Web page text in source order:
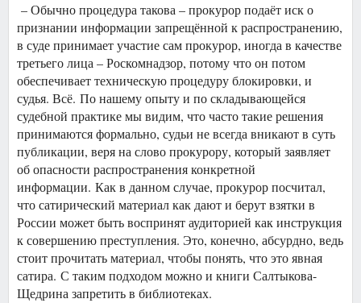
– Обычно процедура такова – прокурор подаёт иск о
признании информации запрещённой к распространению,
в суде принимает участие сам прокурор, иногда в качестве
третьего лица – Роскомнадзор, потому что он потом
обеспечивает техническую процедуру блокировки, и
судья. Всё. По нашему опыту и по складывающейся
судебной практике мы видим, что часто такие решения
принимаются формально, судьи не всегда вникают в суть
публикации, веря на слово прокурору, который заявляет
об опасности распространения конкретной
информации. Как в данном случае, прокурор посчитал,
что сатирический материал как дают и берут взятки в
России может быть воспринят аудиторией как инструкция
к совершению преступления. Это, конечно, абсурдно, ведь
стоит прочитать материал, чтобы понять, что это явная
сатира. С таким подходом можно и книги Салтыкова-
Щедрина запретить в библиотеках.